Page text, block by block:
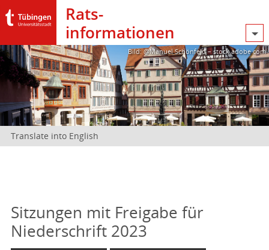
Rats­
informationen
Bild: @Manuel Schönfeld – stock.adobe.com
Translate into English
Sitzungen mit Freigabe für
Niederschrift 2023